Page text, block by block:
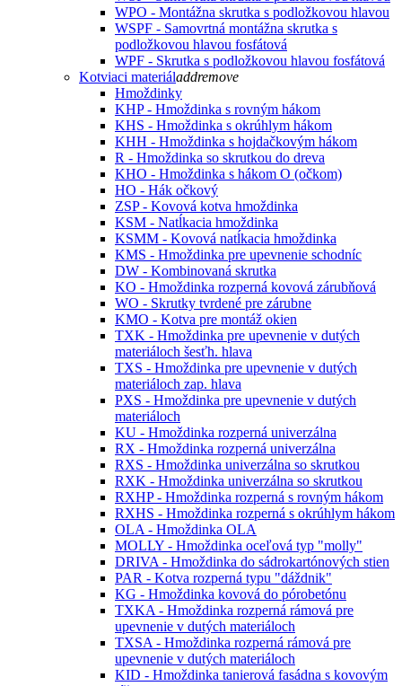
WPO - Montážna skrutka s podložkovou hlavou
WSPF - Samovrtná montážna skrutka s
podložkovou hlavou fosfátová
WPF - Skrutka s podložkovou hlavou fosfátová
Kotviaci materiáladdremove
Hmoždinky
KHP - Hmoždinka s rovným hákom
KHS - Hmoždinka s okrúhlym hákom
KHH - Hmoždinka s hojdačkovým hákom
R - Hmoždinka so skrutkou do dreva
KHO - Hmoždinka s hákom O (očkom)
HO - Hák očkový
ZSP - Kovová kotva hmoždinka
KSM - Natĺkacia hmoždinka
KSMM - Kovová natĺkacia hmoždinka
KMS - Hmoždinka pre upevnenie schodníc
DW - Kombinovaná skrutka
KO - Hmoždinka rozperná kovová zárubňová
WO - Skrutky tvrdené pre zárubne
KMO - Kotva pre montáž okien
TXK - Hmoždinka pre upevnenie v dutých
materiáloch šesťh. hlava
TXS - Hmoždinka pre upevnenie v dutých
materiáloch zap. hlava
PXS - Hmoždinka pre upevnenie v dutých
materiáloch
KU - Hmoždinka rozperná univerzálna
RX - Hmoždinka rozperná univerzálna
RXS - Hmoždinka univerzálna so skrutkou
RXK - Hmoždinka univerzálna so skrutkou
RXHP - Hmoždinka rozperná s rovným hákom
RXHS - Hmoždinka rozperná s okrúhlym hákom
OLA - Hmoždinka OLA
MOLLY - Hmoždinka oceľová typ "molly"
DRIVA - Hmoždinka do sádrokartónových stien
PAR - Kotva rozperná typu "dáždnik"
KG - Hmoždinka kovová do pórobetónu
TXKA - Hmoždinka rozperná rámová pre
upevnenie v dutých materiáloch
TXSA - Hmoždinka rozperná rámová pre
upevnenie v dutých materiáloch
KID - Hmoždinka tanierová fasádna s kovovým